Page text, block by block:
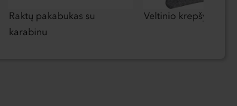
Raktų pakabukas su
karabinu
Veltinio krepšys